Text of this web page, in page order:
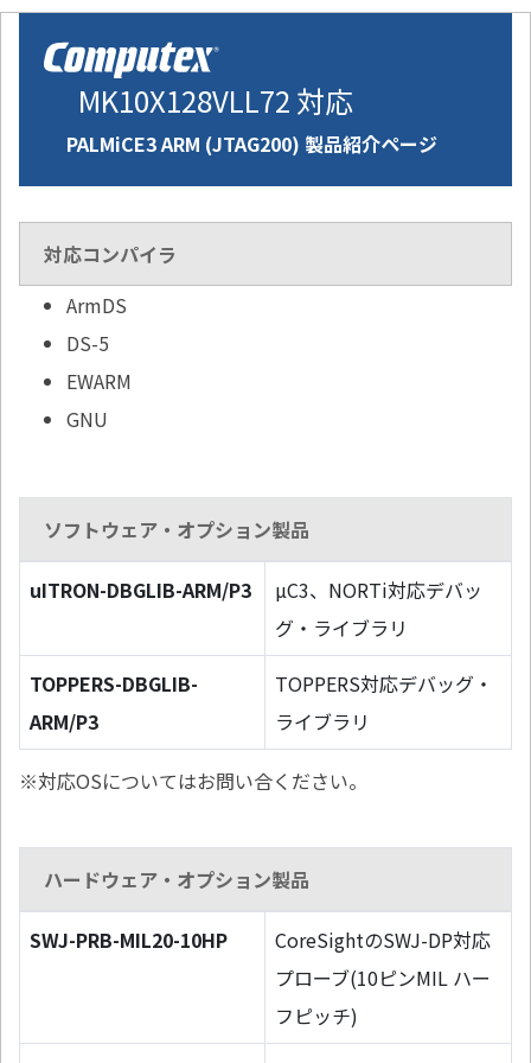
MK10X128VLL72 対応
PALMiCE3 ARM (JTAG200) 製品紹介ページ
対応コンパイラ
ArmDS
DS-5
EWARM
GNU
ソフトウェア・オプション製品
uITRON-DBGLIB-ARM/P3
µC3、NORTi対応デバッ
グ・ライブラリ
TOPPERS-DBGLIB-
ARM/P3
TOPPERS対応デバッグ・
ライブラリ
※対応OSについてはお問い合ください。
ハードウェア・オプション製品
SWJ-PRB-MIL20-10HP
CoreSightのSWJ-DP対応
プローブ(10ピンMIL ハー
フピッチ)